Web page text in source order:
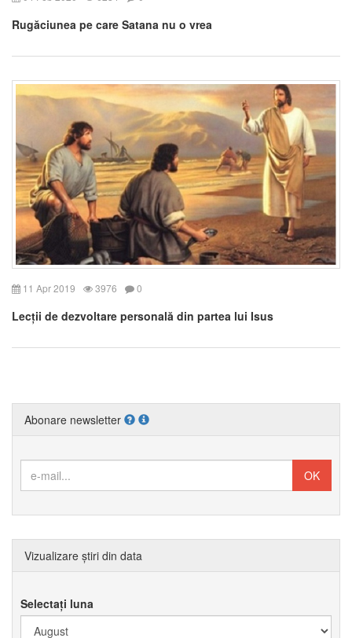
Rugăciunea pe care Satana nu o vrea
11 Apr 2019 3976 0
Lecții de dezvoltare personală din partea lui Isus
Abonare newsletter
Vizualizare știri din data
Selectați luna